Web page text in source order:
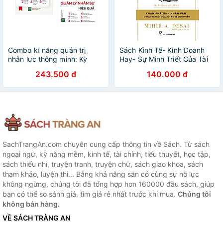
Combo kĩ năng quản trị
nhân lưc thông minh: Kỹ
chuyên nghiệp + KPI Công
cụ quản lý nhân sự hiệu quả
243.500 đ
Sách Kinh Tế- Kinh Doanh
Hay- Sự Minh Triết Của Tài
Văn Trong Thế Giới Của Rủi
Ro Và Lợi Nhuận
140.000 đ
SachTrangAn.com chuyên cung cấp thông tin về Sách. Từ sách
ngoại ngữ, kỹ năng mềm, kinh tế, tài chính, tiểu thuyết, học tập,
sách thiếu nhi, truyện tranh, truyện chữ, sách giao khoa, sách
tham khảo, luyện thi... Bằng khả năng sẵn có cùng sự nỗ lực
không ngừng, chúng tôi đã tổng hợp hơn 160000 đầu sách, giúp
bạn có thể so sánh giá, tìm giá rẻ nhất trước khi mua. Chúng tôi
không bán hàng.
VỀ SÁCH TRÀNG AN